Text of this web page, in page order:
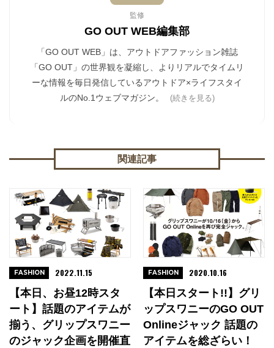
監修
GO OUT WEB編集部
「GO OUT WEB」は、アウトドアファッション雑誌
「GO OUT」の世界観を凝縮し、よりリアルでタイムリ
ーな情報を毎日発信しているアウトドア×ライフスタイ
ルのNo.1ウェブマガジン。
(続きを見る)
関連記事
【本日、お昼12時スタ
ート】話題のアイテムが
揃う、グリップスワニー
のジャック企画を開催直
FASHION 2022.11.15
【本日スタート!!】グリ
ップスワニーのGO OUT
Onlineジャック 話題の
アイテムを総ざらい！
FASHION 2020.10.16